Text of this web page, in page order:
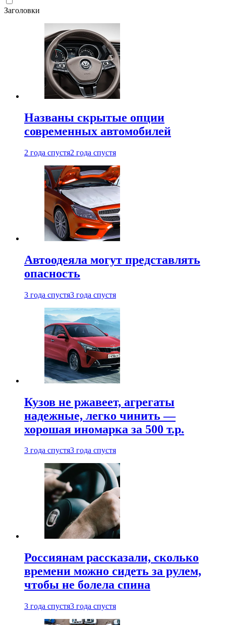
Заголовки
Названы скрытые опции
современных автомобилей
2 года спустя2 года спустя
Автоодеяла могут представлять
опасность
3 года спустя3 года спустя
Кузов не ржавеет, агрегаты
надежные, легко чинить —
хорошая иномарка за 500 т.р.
3 года спустя3 года спустя
Россиянам рассказали, сколько
времени можно сидеть за рулем,
чтобы не болела спина
3 года спустя3 года спустя